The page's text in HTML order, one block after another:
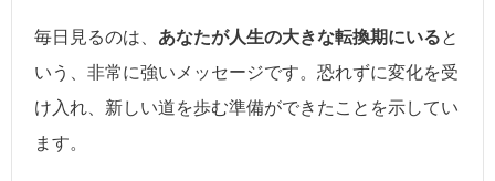
毎日見るのは、 あなたが人生の大きな転換期にいると
いう、非常に強いメッセージです。恐れずに変化を受
け入れ、新しい道を歩む準備ができたことを示してい
ます。